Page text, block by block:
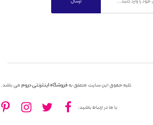
کلیه حقوق این سایت متعلق بهفروشگاه اینترنتی دروم می باشد.
با ما در ارتباط باشید: